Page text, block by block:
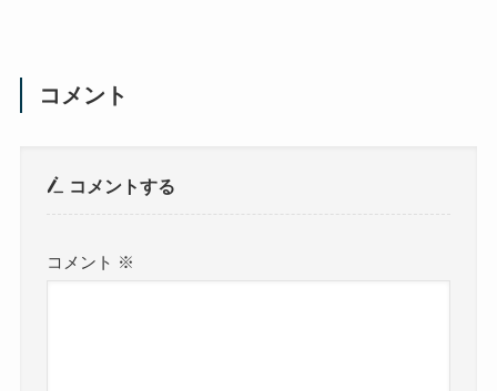
コメント
コメントする
コメント ※